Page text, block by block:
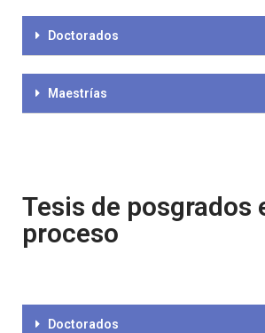
Doctorados
Maestrías
Tesis de posgrados
proceso
Doctorados